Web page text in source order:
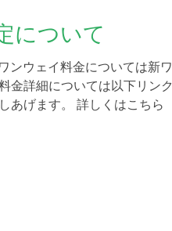
について
ンウェイ料金については新ワ
金詳細については以下リンク
あげます。 詳しくはこちら